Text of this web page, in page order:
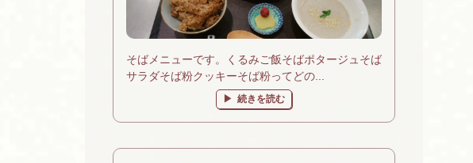
そばメニューです。くるみご飯そばポタージュそば
サラダそば粉クッキーそば粉ってどの...
続きを読む